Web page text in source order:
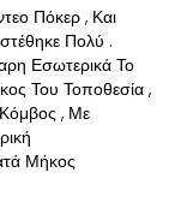
Πόκερ , Και
Πολύ .
Εσωτερικά Το
Του Τοποθεσία ,
, Με
Μήκος